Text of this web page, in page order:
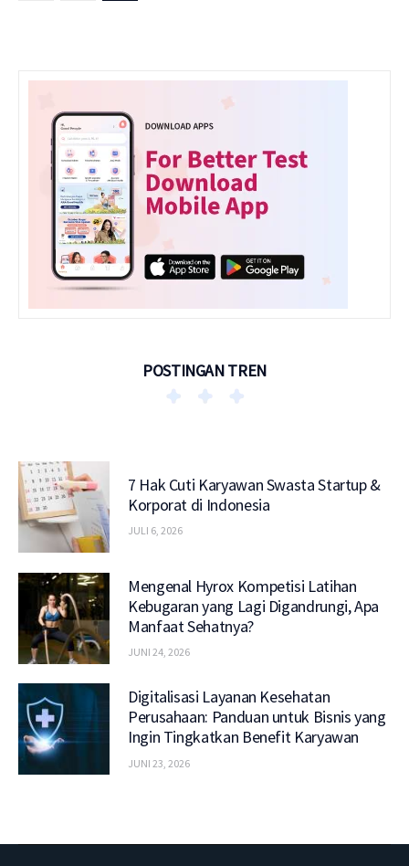
POSTINGAN TREN
7 Hak Cuti Karyawan Swasta Startup &
Korporat di Indonesia
JULI 6, 2026
Mengenal Hyrox Kompetisi Latihan
Kebugaran yang Lagi Digandrungi, Apa
Manfaat Sehatnya?
JUNI 24, 2026
Digitalisasi Layanan Kesehatan
Perusahaan: Panduan untuk Bisnis yang
Ingin Tingkatkan Benefit Karyawan
JUNI 23, 2026